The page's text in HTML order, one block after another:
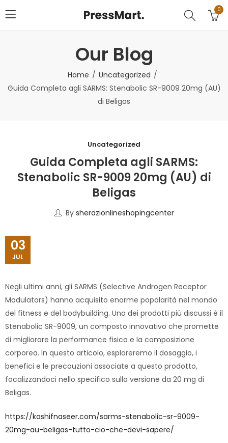
0
Our Blog
Home
Uncategorized
Guida Completa agli SARMS: Stenabolic SR-9009 20mg (AU)
di Beligas
Uncategorized
Guida Completa agli SARMS:
Stenabolic SR-9009 20mg (AU) di
Beligas
By sherazionlineshopingcenter
03
JUL
Negli ultimi anni, gli SARMS (Selective Androgen Receptor
Modulators) hanno acquisito enorme popolarità nel mondo
del fitness e del bodybuilding. Uno dei prodotti più discussi è il
Stenabolic SR-9009, un composto innovativo che promette
di migliorare la performance fisica e la composizione
corporea. In questo articolo, esploreremo il dosaggio, i
benefici e le precauzioni associate a questo prodotto,
focalizzandoci nello specifico sulla versione da 20 mg di
Beligas.
https://kashifnaseer.com/sarms-stenabolic-sr-9009-
20mg-au-beligas-tutto-cio-che-devi-sapere/